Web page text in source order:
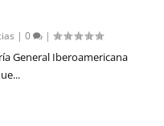
|0 |
General Iberoamericana